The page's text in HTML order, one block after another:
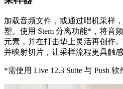
加载音频文件，或通过唱机采样
塑。使用 Stem 分离功能*，将音
元素，并在打击垫上灵活再创作
并映射切片，让采样流程更具触感
*需使用 Live 12.3 Suite 与 Push 软